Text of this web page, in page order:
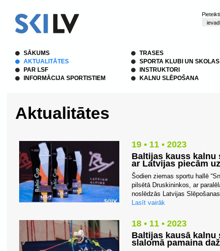
SĀKUMS
AKTUALITĀTES
PAR LSF
INFORMĀCIJA SPORTISTIEM
TRASES
SPORTA KLUBI UN SKOLAS
INSTRUKTORI
KALNU SLĒPOŠANA
Aktualitātes
19 • 11 • 2023
Baltijas kauss kalnu
ar Latvijas piecām
Šodien ziemas sportu hallē
pilsētā Druskininkos, ar
noslēdzās Latvijas
Lasīt vairāk
18 • 11 • 2023
Baltijas kausā kalnu
slalomā pamaina